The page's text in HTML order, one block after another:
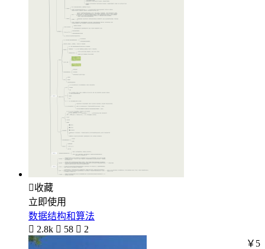
收藏
立即使用
数据结构和算法
 2.8k  58  2
￥5